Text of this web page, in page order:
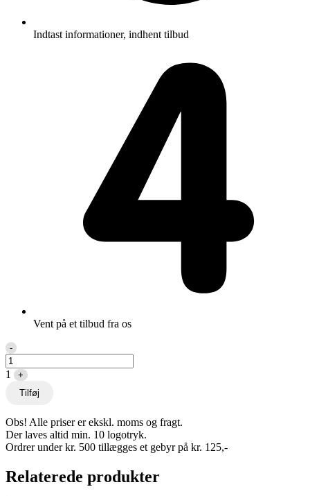
Indtast informationer, indhent tilbud
Vent på et tilbud fra os
Quantity
-
1
+
Tilføj
Obs! Alle priser er ekskl. moms og fragt.
Der laves altid min. 10 logotryk.
Ordrer under kr. 500 tillægges et gebyr på kr. 125,-
Relaterede produkter